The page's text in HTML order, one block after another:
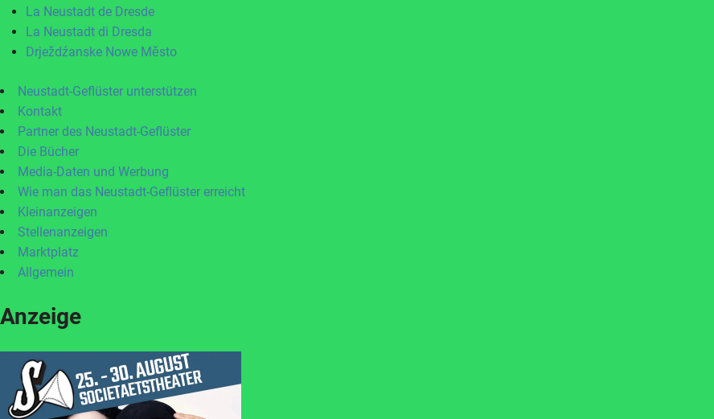
La Neustadt de Dresde
La Neustadt di Dresda
Drježdźanske Nowe Město
Neustadt-Geflüster unterstützen
Kontakt
Partner des Neustadt-Geflüster
Die Bücher
Media-Daten und Werbung
Wie man das Neustadt-Geflüster erreicht
Kleinanzeigen
Stellenanzeigen
Marktplatz
Allgemein
Anzeige